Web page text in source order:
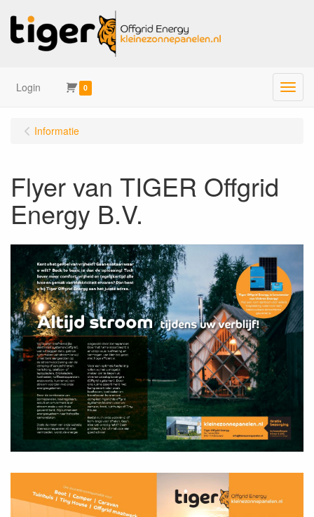
Login 0 Menu
Informatie
Flyer van TIGER Offgrid
Energy B.V.